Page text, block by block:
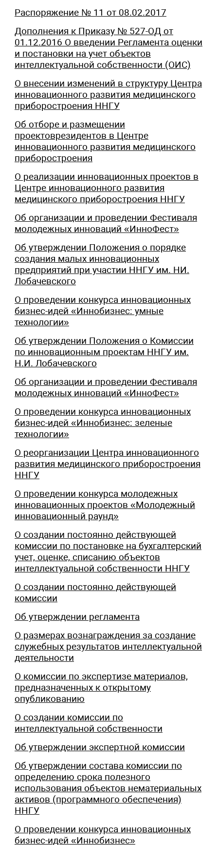
Распоряжение № 11 от 08.02.2017
Дополнения к Приказу № 527-ОД от
01.12.2016 О введении Регламента оценки
и постановки на учет объектов
интеллектуальной собственности (ОИС)
О внесении изменений в структуру Центра
инновационного развития медицинского
приборостроения ННГУ
Об отборе и размещении
проектоврезидентов в Центре
инновационного развития медицинского
приборостроения
О реализации инновационных проектов в
Центре инновационного развития
медицинского приборостроения ННГУ
Об организации и проведении Фестиваля
молодежных инноваций «ИнноФест»
Об утверждении Положения о порядке
создания малых инновационных
предприятий при участии ННГУ им. НИ.
Лобачевского
О проведении конкурса инновационных
бизнес-идей «Иннобизнес: умные
технологии»
Об утверждении Положения о Комиссии
по инновационным проектам ННГУ им.
Н.И. Лобачевского
Об организации и проведении Фестиваля
молодежных инноваций «ИнноФест»
О проведении конкурса инновационных
бизнес-идей «Иннобизнес: зеленые
технологии»
О реорганизации Центра инновационного
развития медицинского приборостроения
ННГУ
О проведении конкурса молодежных
инновационных проектов «Молодежный
инновационный раунд»
О создании постоянно действующей
комиссии по постановке на бухгалтерский
учет, оценке, списанию объектов
интеллектуальной собственности ННГУ
О создании постоянно действующей
комиссии
Об утверждении регламента
О размерах вознаграждения за создание
служебных результатов интеллектуальной
деятельности
О комиссии по экспертизе материалов,
предназначенных к открытому
опубликованию
О создании комиссии по
интеллектуальной собственности
Об утверждении экспертной комиссии
Об утверждении состава комиссии по
определению срока полезного
использования объектов нематериальных
активов (программного обеспечения)
ННГУ
О проведении конкурса инновационных
бизнес-идей «Иннобизнес»